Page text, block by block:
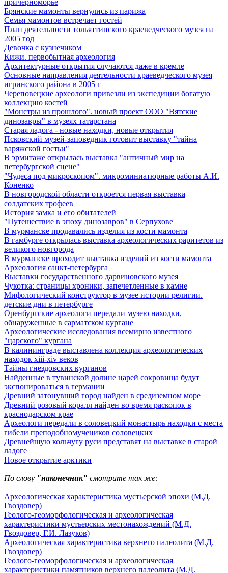
Брянские мамонты вернулись из парижа
Семья мамонтов встречает гостей
План деятельности тольяттинского краеведческого музея на
2005 год
Девочка с кузнечиком
Кижи. первобытная археология
Архитектурные открытия случаются даже в кремле
Основные направления деятельности краеведческого музея
игринского района в 2005 г
Череповецкие археологи привезли из экспедиции богатую
коллекцию костей
"Монстры из прошлого". новый проект ООО "Вятские
динозавры" в музеях татарстана
Старая ладога - новые находки, новые открытия
Псковский музей-заповедник готовит выставку "тайна
варяжской гостьи"
В эрмитаже открылась выставка "античный мир на
петербургской сцене"
"Чудеса под микроскопом". микроминиатюрные работы А.И.
Коненко
В новгородской области откроется первая выставка
солдатских трофеев
История замка и его обитателей
"Путешествие в эпоху динозавров" в Серпухове
В мурманске продавались изделия из кости мамонта
В гамбурге открылась выставка археологических раритетов из
великого новгорода
В мурманске проходит выставка изделий из кости мамонта
Археология санкт-петербурга
Выставки государственного дарвиновского музея
Чукотка: страницы хроники, запечетленные в камне
Мифологический конструктор в музее истории религии.
детские дни в петербурге
Оренбургские археологи передали музею находки,
обнаруженные в сарматском кургане
Археологические исследования всемирно известного
"царского" кургана
В калининграде выставлена коллекция археологических
находок xiii-xiv веков
Тайны гнездовских курганов
Найденные в тувинской долине царей сокровища будут
экспонироваться в германии
Древний затонувший город найден в средиземном море
Древний розовый коралл найден во время раскопок в
краснодарском крае
Археологи передали в соловецкий монастырь находки с места
гибели преподобномучеников соловецких
Древнейшую кольчугу руси представят на выставке в старой
ладоге
Новое открытие арктики
По слову "наконечник" смотрите так же:
Археологическая характеристика мустьерской эпохи (М.Д.
Гвоздовер)
Геолого-геоморфологическая и археологическая
характеристики мустьерских местонахождений (М.Д.
Гвоздовер, Г.И. Лазуков)
Археологическая характеристика верхнего палеолита (М.Д.
Гвоздовер)
Геолого-геоморфологическая и археологическая
характеристики памятников верхнего палеолита (М.Д.